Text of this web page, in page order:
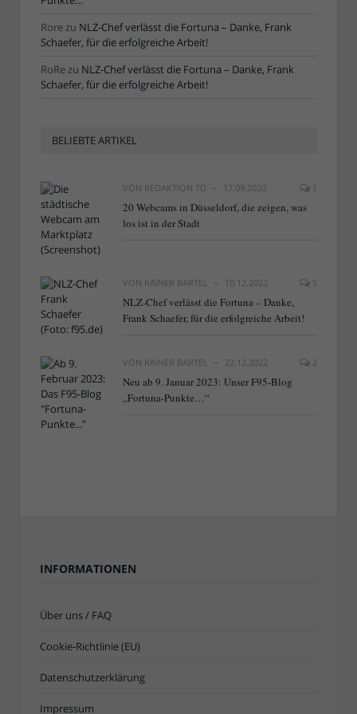
Rorezu NLZ-Chef verlässt die Fortuna – Danke, Frank
Schaefer, für die erfolgreiche Arbeit!
RoRezu NLZ-Chef verlässt die Fortuna – Danke, Frank
Schaefer, für die erfolgreiche Arbeit!
BELIEBTE ARTIKEL
VON REDAKTION TD 17.09.2020 1
20 Webcams in Düsseldorf, die zeigen, was
los ist in der Stadt
VON RAINER BARTEL 10.12.2022 5
NLZ-Chef verlässt die Fortuna – Danke,
Frank Schaefer, für die erfolgreiche Arbeit!
VON RAINER BARTEL 22.12.2022 2
Neu ab 9. Januar 2023: Unser F95-Blog
„Fortuna-Punkte…“
INFORMATIONEN
Über uns / FAQ
Cookie-Richtlinie (EU)
Datenschutzerklärung
Impressum